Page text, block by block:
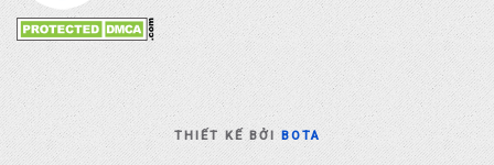
THIẾT KẾ BỞIBOTA